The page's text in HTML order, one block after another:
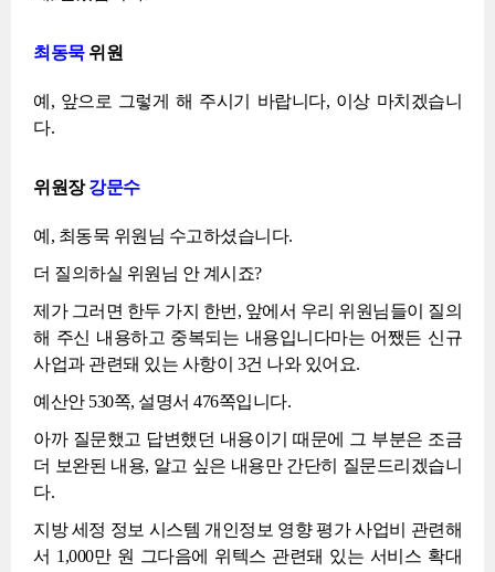
최동묵위원
예, 앞으로 그렇게 해 주시기 바랍니다, 이상 마치겠습니
다.
위원장강문수
예, 최동묵 위원님 수고하셨습니다.
더 질의하실 위원님 안 계시죠?
제가 그러면 한두 가지 한번, 앞에서 우리 위원님들이 질의
해 주신 내용하고 중복되는 내용입니다마는 어쨌든 신규
사업과 관련돼 있는 사항이 3건 나와 있어요.
예산안 530쪽, 설명서 476쪽입니다.
아까 질문했고 답변했던 내용이기 때문에 그 부분은 조금
더 보완된 내용, 알고 싶은 내용만 간단히 질문드리겠습니
다.
지방 세정 정보 시스템 개인정보 영향 평가 사업비 관련해
서 1,000만 원 그다음에 위텍스 관련돼 있는 서비스 확대